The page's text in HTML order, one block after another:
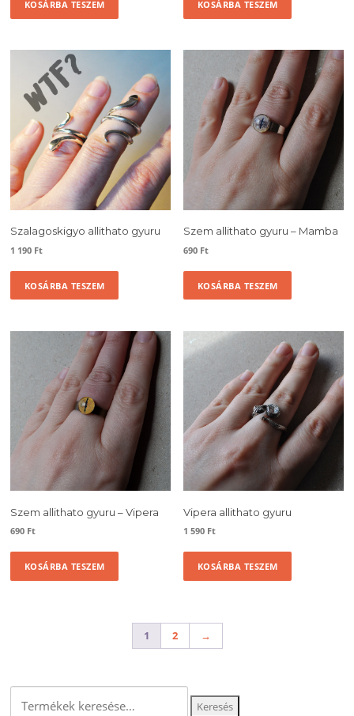
KOSÁRBA TESZEM KOSÁRBA TESZEM
Szalagoskigyo allithato gyuru
1 190 Ft
KOSÁRBA TESZEM
Szem allithato gyuru – Mamba
690 Ft
KOSÁRBA TESZEM
Szem allithato gyuru – Vipera
690 Ft
KOSÁRBA TESZEM
Vipera allithato gyuru
1 590 Ft
KOSÁRBA TESZEM
1 2 →
Keresés